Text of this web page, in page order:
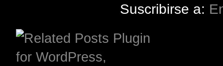
Suscribirse a: